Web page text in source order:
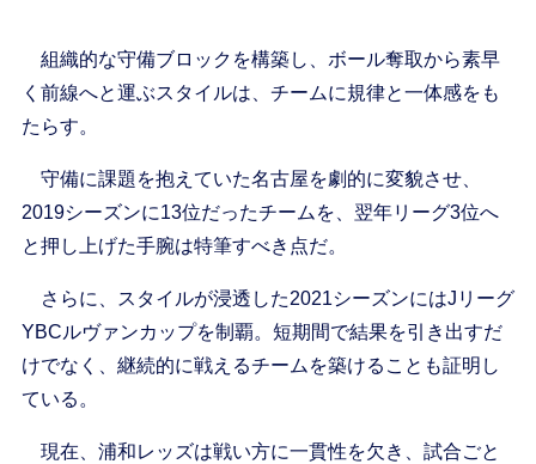
組織的な守備ブロックを構築し、ボール奪取から素早
く前線へと運ぶスタイルは、チームに規律と一体感をも
たらす。
守備に課題を抱えていた名古屋を劇的に変貌させ、
2019シーズンに13位だったチームを、翌年リーグ3位へ
と押し上げた手腕は特筆すべき点だ。
さらに、スタイルが浸透した2021シーズンにはJリーグ
YBCルヴァンカップを制覇。短期間で結果を引き出すだ
けでなく、継続的に戦えるチームを築けることも証明し
ている。
現在、浦和レッズは戦い方に一貫性を欠き、試合ごと